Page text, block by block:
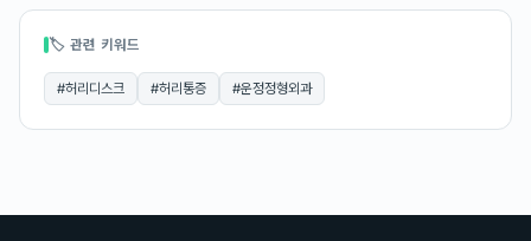
🏷 관련 키워드
#허리디스크 #허리통증 #운정정형외과